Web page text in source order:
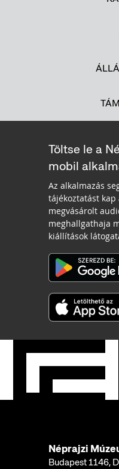
Töltse le a
mobil
Az alkalmazás
tájékoztatást
megvásárolt
meghallgathaja
kiállítások
Néprajzi
Budapest 1146,